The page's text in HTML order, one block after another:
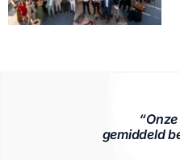
gemiddeld